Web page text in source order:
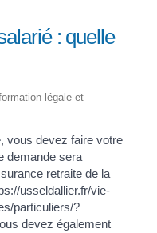
: quelle
légale et
vous devez faire votre
demande sera
retraite de la
usseldallier.fr/vie-
particuliers/?
devez également